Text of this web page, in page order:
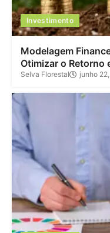
Investimento
Modelagem
Otimizar o Retorno
Selva Florestal junho